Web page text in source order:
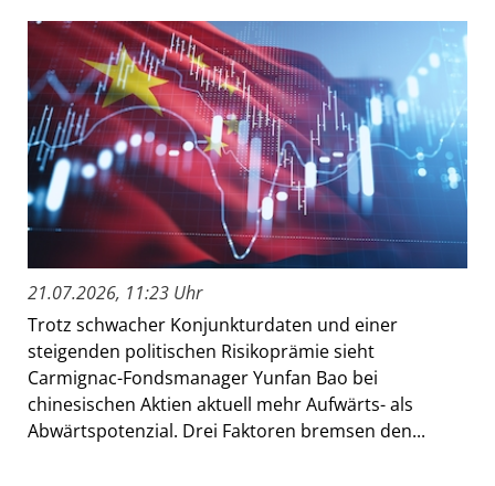
21.07.2026, 11:23 Uhr
Trotz schwacher Konjunkturdaten und einer
steigenden politischen Risikoprämie sieht
Carmignac-Fondsmanager Yunfan Bao bei
chinesischen Aktien aktuell mehr Aufwärts- als
Abwärtspotenzial. Drei Faktoren bremsen den...